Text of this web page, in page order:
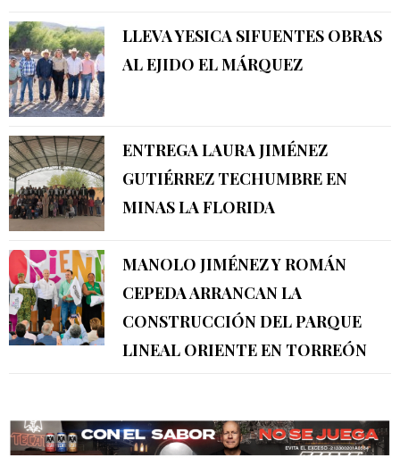
LLEVA YESICA SIFUENTES OBRAS
AL EJIDO EL MÁRQUEZ
ENTREGA LAURA JIMÉNEZ
GUTIÉRREZ TECHUMBRE EN
MINAS LA FLORIDA
MANOLO JIMÉNEZ Y ROMÁN
CEPEDA ARRANCAN LA
CONSTRUCCIÓN DEL PARQUE
LINEAL ORIENTE EN TORREÓN